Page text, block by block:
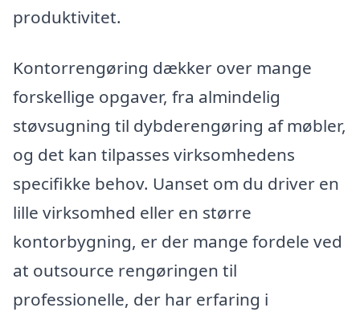
produktivitet.
Kontorrengøring dækker over mange
forskellige opgaver, fra almindelig
støvsugning til dybderengøring af møbler,
og det kan tilpasses virksomhedens
specifikke behov. Uanset om du driver en
lille virksomhed eller en større
kontorbygning, er der mange fordele ved
at outsource rengøringen til
professionelle, der har erfaring i